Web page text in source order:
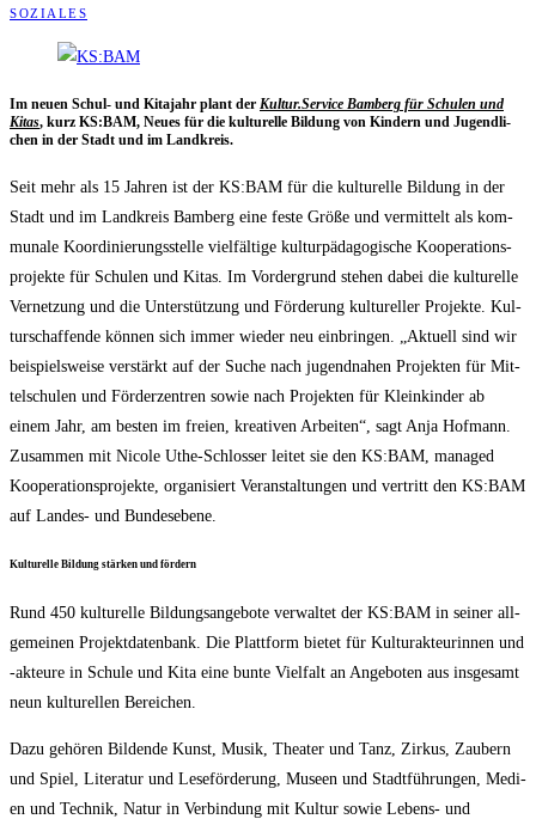
SOZIALES
Im neu­en Schul- und Kita­jahr plant der Kultur.Service Bam­berg für Schu­len und
Kitas, kurz KS:BAM, Neu­es für die kul­tu­rel­le Bil­dung von Kin­dern und Jugend­li­
chen in der Stadt und im Landkreis.
Seit mehr als 15 Jah­ren ist der KS:BAM für die kul­tu­rel­le Bil­dung in der
Stadt und im Land­kreis Bam­berg eine fes­te Grö­ße und ver­mit­telt als kom­
mu­na­le Koor­di­nie­rungs­stel­le viel­fäl­ti­ge kul­tur­päd­ago­gi­sche Koope­ra­ti­ons­
pro­jek­te für Schu­len und Kitas. Im Vor­der­grund ste­hen dabei die kul­tu­rel­le
Ver­net­zung und die Unter­stüt­zung und För­de­rung kul­tu­rel­ler Pro­jek­te. Kul­
tur­schaf­fen­de kön­nen sich immer wie­der neu ein­brin­gen. „Aktu­ell sind wir
bei­spiels­wei­se ver­stärkt auf der Suche nach jugend­na­hen Pro­jek­ten für Mit­
tel­schu­len und För­der­zen­tren sowie nach Pro­jek­ten für Klein­kin­der ab
einem Jahr, am bes­ten im frei­en, krea­ti­ven Arbei­ten“, sagt Anja Hof­mann.
Zusam­men mit Nico­le Uthe-Schlos­ser lei­tet sie den KS:BAM, mana­ged
Koope­ra­ti­ons­pro­jek­te, orga­ni­siert Ver­an­stal­tun­gen und ver­tritt den KS:BAM
auf Lan­des- und Bundesebene.
Kul­tu­rel­le Bil­dung stär­ken und fördern
Rund 450 kul­tu­rel­le Bil­dungs­an­ge­bo­te ver­wal­tet der KS:BAM in sei­ner all­
ge­mei­nen Pro­jekt­da­ten­bank. Die Platt­form bie­tet für Kul­tur­ak­teu­rin­nen und
‑akteu­re in Schu­le und Kita eine bun­te Viel­falt an Ange­bo­ten aus ins­ge­samt
neun kul­tu­rel­len Bereichen.
Dazu gehö­ren Bil­den­de Kunst, Musik, Thea­ter und Tanz, Zir­kus, Zau­bern
und Spiel, Lite­ra­tur und Lese­för­de­rung, Muse­en und Stadt­füh­run­gen, Medi­
en und Tech­nik, Natur in Ver­bin­dung mit Kul­tur sowie Lebens- und